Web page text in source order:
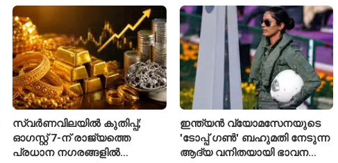
സ്വർണവിലയിൽ കുതിപ്പ്;
ഓഗസ്റ്റ് 7-ന് രാജ്യത്തെ
പ്രധാന നഗരങ്ങളിൽ
ഇന്ത്യൻ വ്യോമസേനയുടെ
'ടോപ്പ് ഗൺ' ബഹുമതി നേടുന്ന
ആദ്യ വനിതയായി ഭാവന